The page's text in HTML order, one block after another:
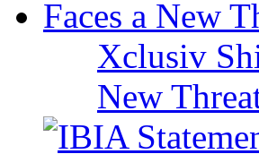
Xclusiv
New